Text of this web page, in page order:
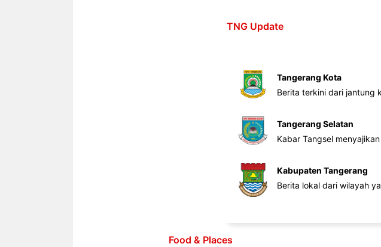
TNG Update
Tangerang Kota
Berita terkini dari jantung
Tangerang Selatan
Kabar Tangsel
Kabupaten Tangerang
Berita lokal dari wilayah
Food & Places